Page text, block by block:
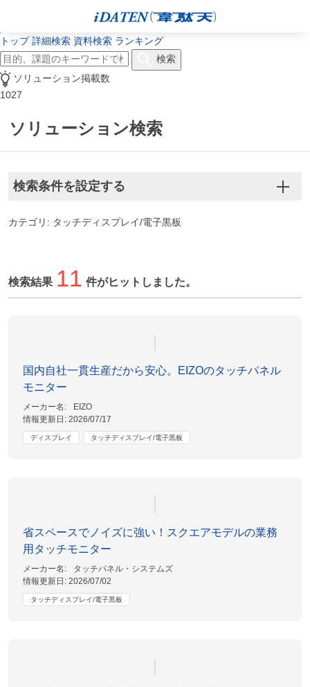
トップ 詳細検索 資料検索 ランキング
検索
ソリューション掲載数
1027
ソリューション検索
検索条件を設定する
カテゴリ: タッチディスプレイ/電子黒板
検索結果 11 件がヒットしました。
国内自社一貫生産だから安心。EIZOのタッチパネル
モニター
メーカー名:
EIZO
情報更新日:2026/07/17
ディスプレイ タッチディスプレイ/電子黒板
省スペースでノイズに強い！スクエアモデルの業務
用タッチモニター
メーカー名:
タッチパネル・システムズ
情報更新日:2026/07/02
タッチディスプレイ/電子黒板